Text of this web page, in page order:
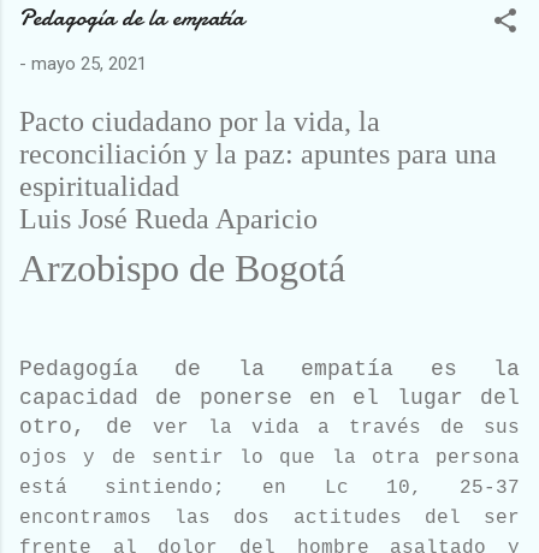
Pedagogía de la empatía
- mayo 25, 2021
Pacto ciudadano por la vida, la
reconciliación y la paz: apuntes para una
espiritualidad
Luis José Rueda Aparicio
Arzobispo de Bogotá
Pedagogía de la empatía es la
capacidad de ponerse en el lugar del
otro, de ver la vida a través de sus
ojos y de sentir lo que la otra persona
está sintiendo; en
Lc 10, 25-37
encontramos las dos actitudes del ser
frente al dolor del hombre asaltado y